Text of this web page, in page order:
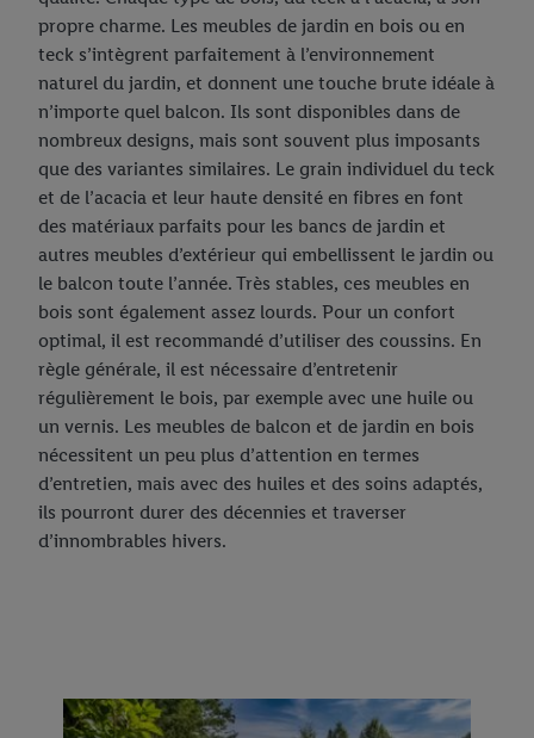
propre charme. Les meubles de jardin en bois ou en
teck s’intègrent parfaitement à l’environnement
naturel du jardin, et donnent une touche brute idéale à
n’importe quel balcon. Ils sont disponibles dans de
nombreux designs, mais sont souvent plus imposants
que des variantes similaires. Le grain individuel du teck
et de l’acacia et leur haute densité en fibres en font
des matériaux parfaits pour les bancs de jardin et
autres meubles d’extérieur qui embellissent le jardin ou
le balcon toute l’année. Très stables, ces meubles en
bois sont également assez lourds. Pour un confort
optimal, il est recommandé d’utiliser des coussins. En
règle générale, il est nécessaire d’entretenir
régulièrement le bois, par exemple avec une huile ou
un vernis. Les meubles de balcon et de jardin en bois
nécessitent un peu plus d’attention en termes
d’entretien, mais avec des huiles et des soins adaptés,
ils pourront durer des décennies et traverser
d’innombrables hivers.